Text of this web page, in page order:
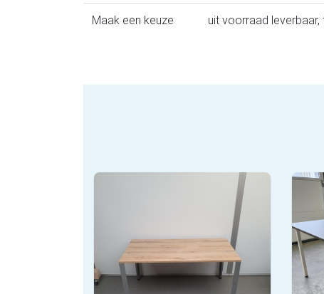
Maak een keuze uit voorraad